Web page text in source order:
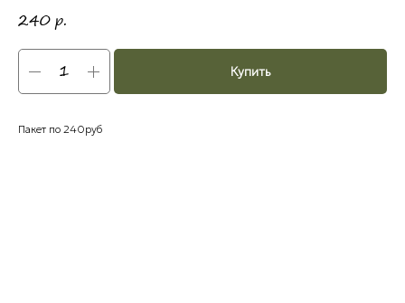
240 р.
Купить
Пакет по 240руб